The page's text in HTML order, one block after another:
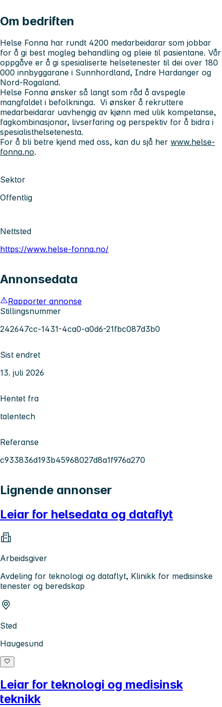
Om bedriften
Helse Fonna har rundt 4200 medarbeidarar som jobbar
for å gi best mogleg behandling og pleie til pasientane. Vår
oppgåve er å gi spesialiserte helsetenester til dei over 180
000 innbyggarane i Sunnhordland, Indre Hardanger og
Nord-Rogaland.
Helse Fonna ønsker så langt som råd å avspegle
mangfaldet i befolkninga. Vi ønsker å rekruttere
medarbeidarar uavhengig av kjønn med ulik kompetanse,
fagkombinasjonar, livserfaring og perspektiv for å bidra i
spesialisthelsetenesta.
For å bli betre kjend med oss, kan du sjå her www.helse-
fonna.no.
Sektor
Offentlig
Nettsted
https://www.helse-fonna.no/
Annonsedata
Rapporter annonse
Stillingsnummer
242647cc-1431-4ca0-a0d6-21fbc087d3b0
Sist endret
13. juli 2026
Hentet fra
talentech
Referanse
c933836d193b45968027d8a1f976a270
Lignende annonser
Leiar for helsedata og dataflyt
Arbeidsgiver
Avdeling for teknologi og dataflyt, Klinikk for medisinske
tenester og beredskap
Sted
Haugesund
Leiar for teknologi og medisinsk
teknikk